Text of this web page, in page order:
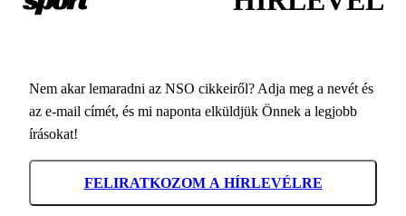
Nem akar lemaradni az NSO cikkeiről? Adja meg a nevét és
az e-mail címét, és mi naponta elküldjük Önnek a legjobb
írásokat!
FELIRATKOZOM A HÍRLEVÉLRE